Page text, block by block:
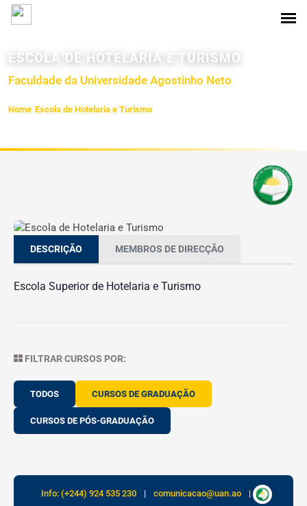
ESCOLA DE HOTELARIA E TURISMO
Faculdade da Universidade Agostinho Neto
Home Escola de Hotelaria e Turismo
DESCRIÇÃO MEMBROS DE DIRECÇÃO
Escola Superior de Hotelaria e Turismo
FILTRAR CURSOS POR:
TODOS CURSOS DE GRADUAÇÃO
CURSOS DE PÓS-GRADUAÇÃO
Info: (+244) 924 535 230 | comunicacao@uan.ao |